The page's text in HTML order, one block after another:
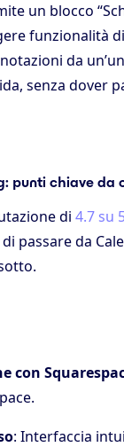
un blocco
funzionalità
da
senza dover
punti chiave da
di 4.7 su
passare da
con
: Interfaccia